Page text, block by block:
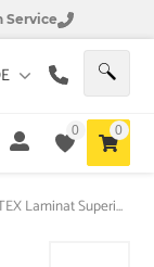
Service
0 0
KRONOTEX Laminat Superior Catwalk D 3125 Trend Oak natur Landhausdiele